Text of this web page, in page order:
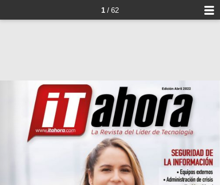
1 / 62